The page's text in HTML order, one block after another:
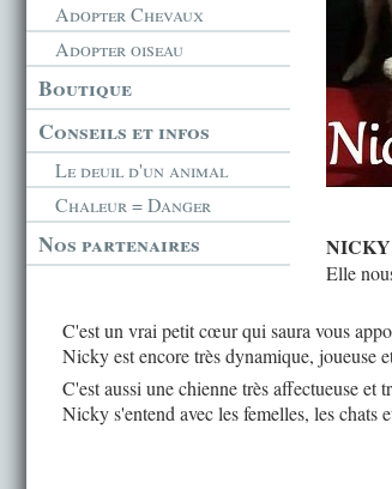
Adopter Chevaux
Adopter oiseau
Boutique
Conseils et infos
Le deuil d'un animal
Chaleur = Danger
Nos partenaires NICKY
Elle
C'est un vrai petit cœur qui saura vous
Nicky est encore très dynamique, joueuse
C'est aussi une chienne très affectueuse et
Nicky s'entend avec les femelles, les chats